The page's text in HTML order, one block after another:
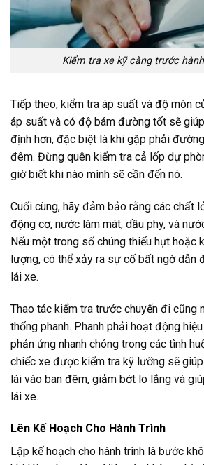
Kiểm tra xe kỹ càng trước
Tiếp theo, kiểm tra áp suất và độ mòn
áp suất và có độ bám đường tốt sẽ
định hơn, đặc biệt là khi gặp phải
đêm. Đừng quên kiểm tra cả lốp dự
giờ biết khi nào mình sẽ cần đến nó.
Cuối cùng, hãy đảm bảo rằng các chất
động cơ, nước làm mát, dầu phy, và
Nếu một trong số chúng thiếu hụt hoặc
lượng, có thể xảy ra sự cố bất ngờ dẫn
lái xe.
Thao tác kiểm tra trước chuyến đi cũng
thống phanh. Phanh phải hoạt động
phản ứng nhanh chóng trong các tình
chiếc xe được kiểm tra kỹ lưỡng sẽ
lái vào ban đêm, giảm bớt lo lắng và
lái xe.
Lên Kế Hoạch Cho Hành Trình
Lập kế hoạch cho hành trình là bước